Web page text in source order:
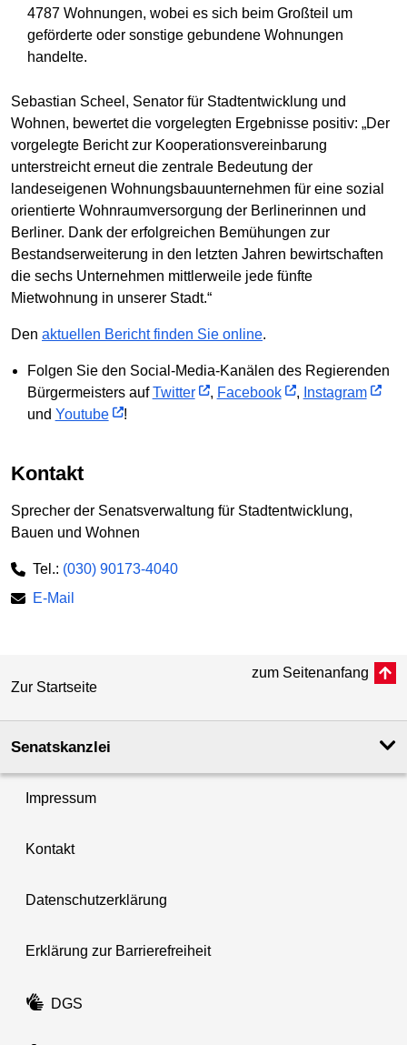
4787 Wohnungen, wobei es sich beim Großteil um
geförderte oder sonstige gebundene Wohnungen
handelte.
Sebastian Scheel, Senator für Stadtentwicklung und
Wohnen, bewertet die vorgelegten Ergebnisse positiv: „Der
vorgelegte Bericht zur Kooperationsvereinbarung
unterstreicht erneut die zentrale Bedeutung der
landeseigenen Wohnungsbauunternehmen für eine sozial
orientierte Wohnraumversorgung der Berlinerinnen und
Berliner. Dank der erfolgreichen Bemühungen zur
Bestandserweiterung in den letzten Jahren bewirtschaften
die sechs Unternehmen mittlerweile jede fünfte
Mietwohnung in unserer Stadt.“
Den aktuellen Bericht finden Sie online.
Folgen Sie den Social-Media-Kanälen des Regierenden
Bürgermeisters aufTwitter , Facebook , Instagram
und Youtube !
Kontakt
Sprecher der Senatsverwaltung für Stadtentwicklung,
Bauen und Wohnen
Tel.: (030) 90173-4040
E-Mail
Zur Startseite
zum Seitenanfang
Senatskanzlei
Impressum
Kontakt
Datenschutzerklärung
Erklärung zur Barrierefreiheit
DGS